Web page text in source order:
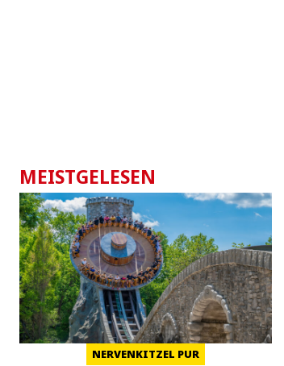
MEISTGELESEN
NERVENKITZEL PUR